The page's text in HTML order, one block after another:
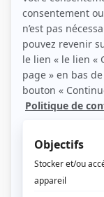
Liens
Fiche de Maude
Personnages